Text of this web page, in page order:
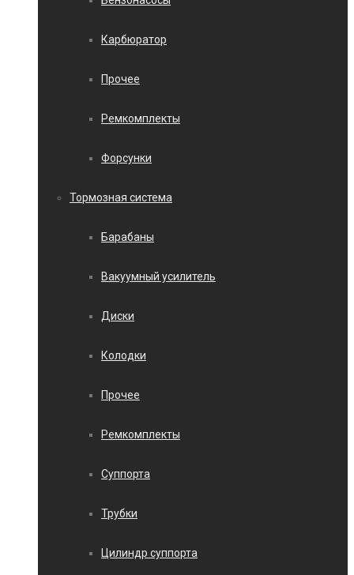
Карбюратор
Прочее
Ремкомплекты
Форсунки
Тормозная система
Барабаны
Вакуумный усилитель
Диски
Колодки
Прочее
Ремкомплекты
Суппорта
Трубки
Цилиндр суппорта